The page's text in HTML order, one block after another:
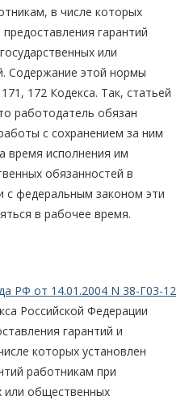
в числе которых
гарантий
или
Содержание этой нормы
172 Кодекса. Так, статьей
работодатель обязан
с сохранением за ним
время исполнения им
обязанностей в
с федеральным законом эти
в рабочее время.
РФ от 14.01.2004 N 38-Г03-12
Российской Федерации
гарантий и
которых установлен
работникам при
или общественных